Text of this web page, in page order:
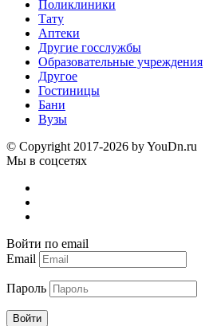
Поликлиники
Тату
Аптеки
Другие госслужбы
Образовательные учреждения
Другое
Гостиницы
Бани
Вузы
© Copyright 2017-2026 by YouDn.ru
Мы в соцсетях
Войти по email
Email
Пароль
Войти